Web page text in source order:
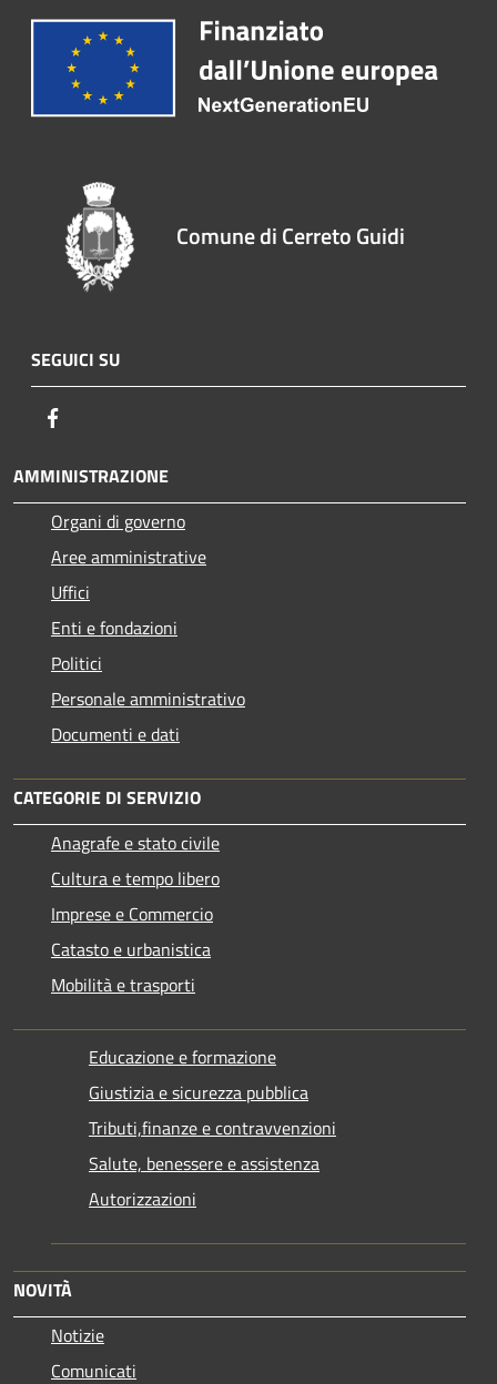
Comune di Cerreto Guidi
SEGUICI SU
AMMINISTRAZIONE
Organi di governo
Aree amministrative
Uffici
Enti e fondazioni
Politici
Personale amministrativo
Documenti e dati
CATEGORIE DI SERVIZIO
Anagrafe e stato civile
Cultura e tempo libero
Imprese e Commercio
Catasto e urbanistica
Mobilità e trasporti
Educazione e formazione
Giustizia e sicurezza pubblica
Tributi,finanze e contravvenzioni
Salute, benessere e assistenza
Autorizzazioni
NOVITÀ
Notizie
Comunicati